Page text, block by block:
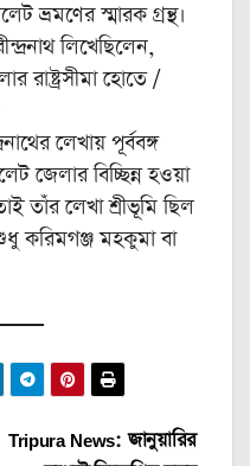
ভ্রমণের স্মারক গ্রন্থ।
লিখেছিলেন,
রাষ্ট্রসীমা হোতে /
লেখায় পূর্ববঙ্গ
জেলার বিচ্ছিন্ন হওয়া
তাঁর লেখা শ্রীভূমি ছিল
করিমগঞ্জ মহকুমা বা
Tripura News: জানুয়ারির